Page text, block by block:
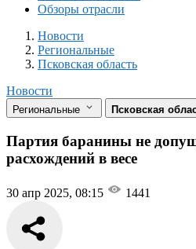
Обзоры отрасли
Новости
Разделы
Новости
Региональные
Псковская область
Новости
Региональные Псковская
Партия баранины не
расхождений в весе
30 апр 2025, 08:15 1441